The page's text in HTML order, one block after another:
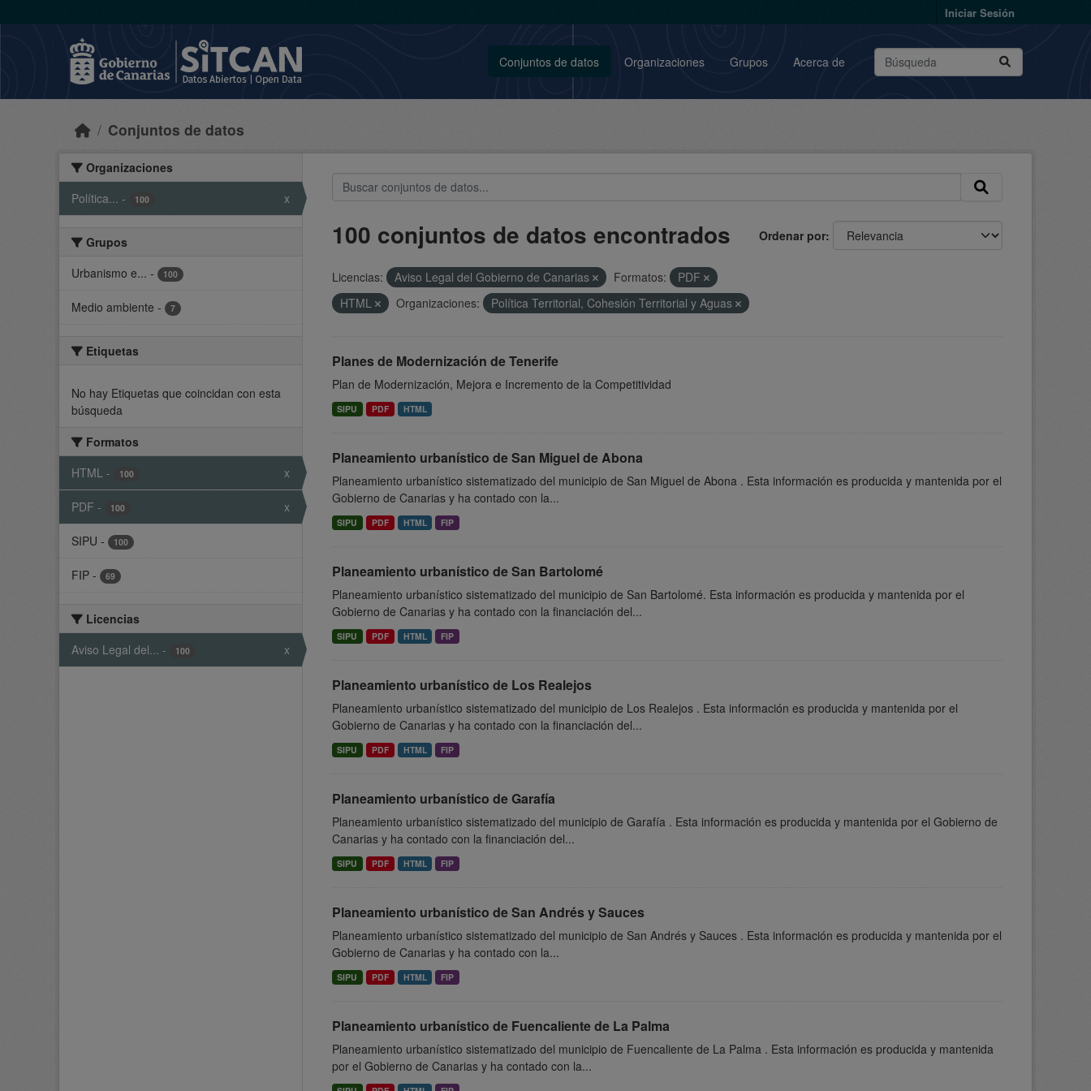
Iniciar Sesión
Conjuntos de datos Organizaciones Grupos Acerca de
Conjuntos de datos
Organizaciones
Política... - 100 x
Grupos
Urbanismo e... - 100
Medio ambiente - 7
Etiquetas
No hay Etiquetas que coincidan con esta
búsqueda
Formatos
HTML - 100 x
PDF - 100 x
SIPU - 100
FIP - 69
Licencias
Aviso Legal del... - 100 x
Ordenar por
100 conjuntos de datos encontrados
Licencias: Aviso Legal del Gobierno de Canarias Formatos:
PDF
HTML
Organizaciones: Política Territorial, Cohesión Territorial y Aguas
Planes de Modernización de Tenerife
Plan de Modernización, Mejora e Incremento de la Competitividad
SIPU PDF HTML
Planeamiento urbanístico de San Miguel de Abona
Planeamiento urbanístico sistematizado del municipio de San Miguel de Abona . Esta información es producida y mantenida por el
Gobierno de Canarias y ha contado con la...
SIPU PDF HTML FIP
Planeamiento urbanístico de San Bartolomé
Planeamiento urbanístico sistematizado del municipio de San Bartolomé. Esta información es producida y mantenida por el
Gobierno de Canarias y ha contado con la financiación del...
SIPU PDF HTML FIP
Planeamiento urbanístico de Los Realejos
Planeamiento urbanístico sistematizado del municipio de Los Realejos . Esta información es producida y mantenida por el
Gobierno de Canarias y ha contado con la financiación del...
SIPU PDF HTML FIP
Planeamiento urbanístico de Garafía
Planeamiento urbanístico sistematizado del municipio de Garafía . Esta información es producida y mantenida por el Gobierno de
Canarias y ha contado con la financiación del...
SIPU PDF HTML FIP
Planeamiento urbanístico de San Andrés y Sauces
Planeamiento urbanístico sistematizado del municipio de San Andrés y Sauces . Esta información es producida y mantenida por el
Gobierno de Canarias y ha contado con la...
SIPU PDF HTML FIP
Planeamiento urbanístico de Fuencaliente de La Palma
Planeamiento urbanístico sistematizado del municipio de Fuencaliente de La Palma . Esta información es producida y mantenida
por el Gobierno de Canarias y ha contado con la...